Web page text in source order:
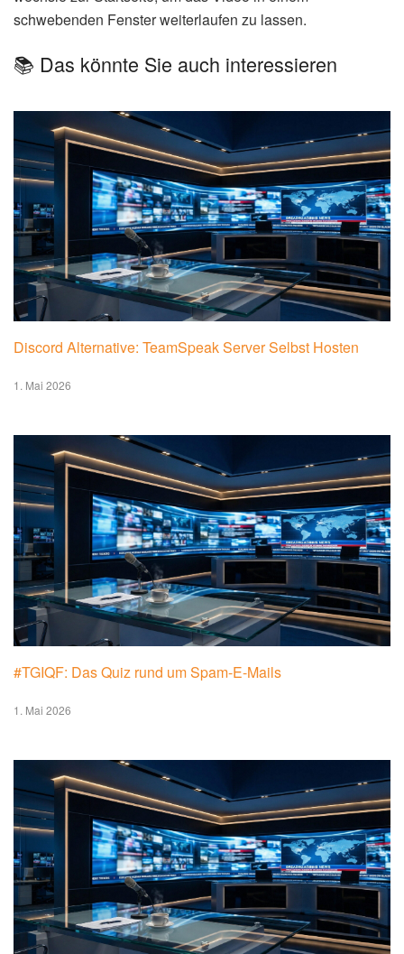
schwebenden Fenster weiterlaufen zu lassen.
📚 Das könnte Sie auch interessieren
Discord Alternative: TeamSpeak Server Selbst Hosten
1. Mai 2026
#TGIQF: Das Quiz rund um Spam-E-Mails
1. Mai 2026